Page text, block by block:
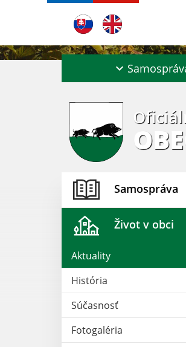
Samospráva
Život v obci
Aktuality
História
Súčasnosť
Fotogaléria